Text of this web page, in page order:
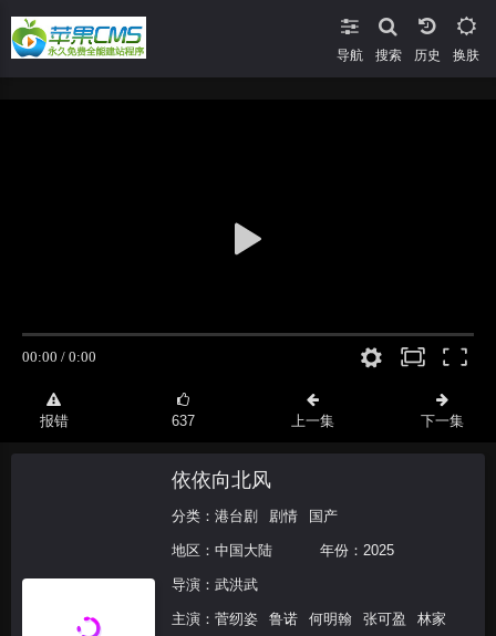
导航 搜索 换肤
报错 637 上一集 下一集
依依向北风
分类： 港台剧 剧情 国产
地区： 中国大陆 年份： 2025
导演： 武洪武
主演： 菅纫姿 鲁诺 何明翰 张可盈
林家